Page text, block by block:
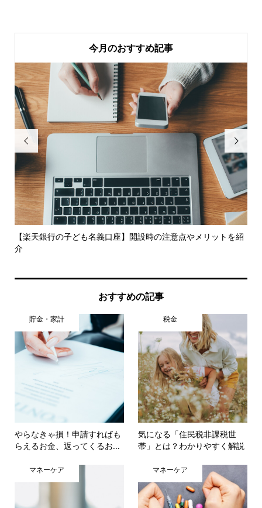
今月のおすすめ記事

【楽天銀行の子ども名義口座】開設時の注意点やメリットを紹
介

おすすめの記事
貯金・家計
やらなきゃ損！申請すればも
らえるお金、返ってくるお...
税金
気になる「住民税非課税世
帯」とは？わかりやすく解説
マネーケア マネーケア